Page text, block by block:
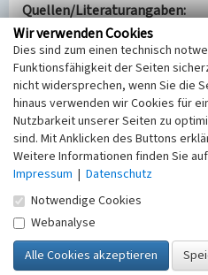
Quellen/Literaturangaben:
Archiv des Landkreises
B18727, B18728
Bauherr / Auftraggeber:
Bauherr:
Entwurf:
Ausführung: F.A. Müller,
Aktiengesellschaft,
BKM-Nummer:30100292
Doppelwohnhaus für
Wir verwenden Cookies
Dies sind zum einen technisch
Funktionsfähigkeit der Seiten
nicht widersprechen, wenn Sie die
hinaus verwenden wir Cookies für
Nutzbarkeit unserer Seiten zu
sind. Mit Anklicken des Buttons
Weitere Informationen finden Sie
Impressum | Datenschutz
Notwendige Cookies
Webanalyse